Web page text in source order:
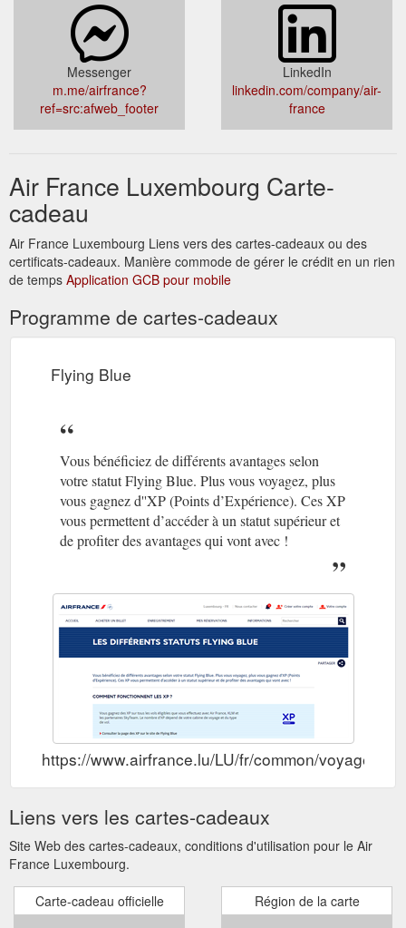
telephone-portable.htm
Messenger
m.me/airfrance?
ref=src:afweb_footer
LinkedIn
linkedin.com/company/air-
france
Air France Luxembourg Carte-
cadeau
Air France Luxembourg Liens vers des cartes-cadeaux ou des
certificats-cadeaux. Manière commode de gérer le crédit en un rien
de temps Application GCB pour mobile
Programme de cartes-cadeaux
Flying Blue
Vous bénéficiez de différents avantages selon
votre statut Flying Blue. Plus vous voyagez, plus
vous gagnez d''XP (Points d’Expérience). Ces XP
vous permettent d’accéder à un statut supérieur et
de profiter des avantages qui vont avec !
https://www.airfrance.lu/LU/fr/common/
Liens vers les cartes-cadeaux
Site Web des cartes-cadeaux, conditions d'utilisation pour le Air
France Luxembourg.
Carte-cadeau officielle Région de la carte